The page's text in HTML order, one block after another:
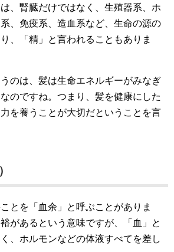
、腎臓だけではなく、生殖器系、ホ
、免疫系、造血系など、生命の源の
、「精」と言われることもありま
のは、髪は生命エネルギーがみなぎ
のですね。つまり、髪を健康にした
を養うことが大切だということを言
とを「血余」と呼ぶことがありま
があるという意味ですが、「血」と
、ホルモンなどの体液すべてを差し